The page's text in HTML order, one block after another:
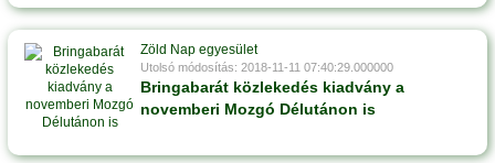
Zöld Nap egyesület
Utolsó módosítás: 2018-11-11 07:40:29.000000
Bringabarát közlekedés kiadvány a
novemberi Mozgó Délutánon is